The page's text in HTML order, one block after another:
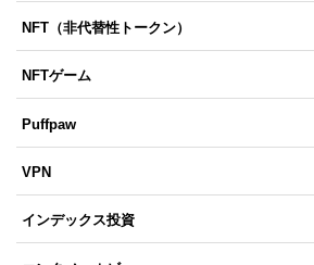
NFT（非代替性トークン）
NFTゲーム
Puffpaw
VPN
インデックス投資